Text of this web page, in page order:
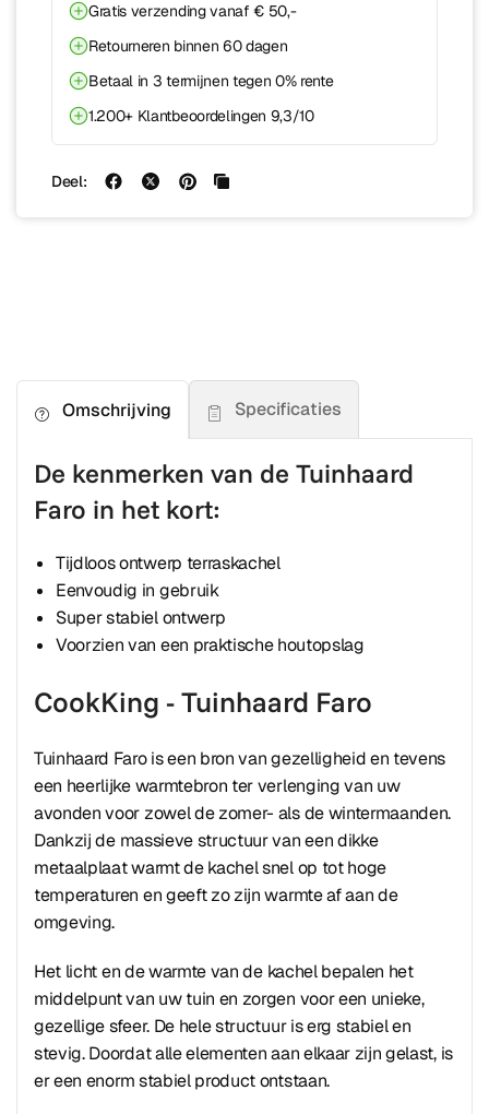
Gratis verzending vanaf € 50,-
Retourneren binnen 60 dagen
Betaal in 3 termijnen tegen 0% rente
1.200+ Klantbeoordelingen 9,3/10
Deel:
Omschrijving Specificaties
De kenmerken van de Tuinhaard
Faro in het kort:
Tijdloos ontwerp terraskachel
Eenvoudig in gebruik
Super stabiel ontwerp
Voorzien van een praktische houtopslag
CookKing - Tuinhaard Faro
Tuinhaard Faro is een bron van gezelligheid en tevens
een heerlijke warmtebron ter verlenging van uw
avonden voor zowel de zomer- als de wintermaanden.
Dankzij de massieve structuur van een dikke
metaalplaat warmt de kachel snel op tot hoge
temperaturen en geeft zo zijn warmte af aan de
omgeving.
Het licht en de warmte van de kachel bepalen het
middelpunt van uw tuin en zorgen voor een unieke,
gezellige sfeer. De hele structuur is erg stabiel en
stevig. Doordat alle elementen aan elkaar zijn gelast, is
er een enorm stabiel product ontstaan.